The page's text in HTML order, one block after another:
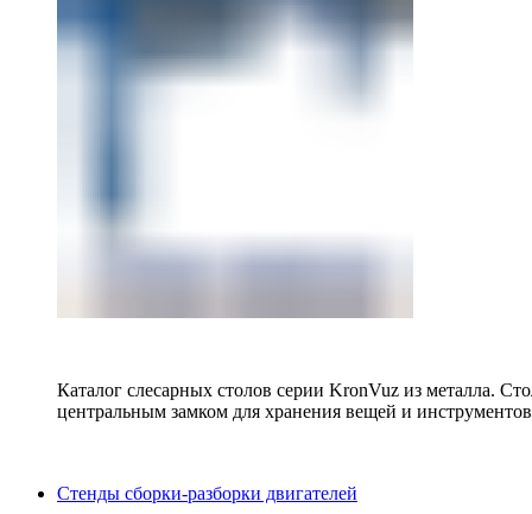
Каталог слесарных столов серии KronVuz из металла.
центральным замком для хранения вещей и
Стенды сборки-разборки двигателей